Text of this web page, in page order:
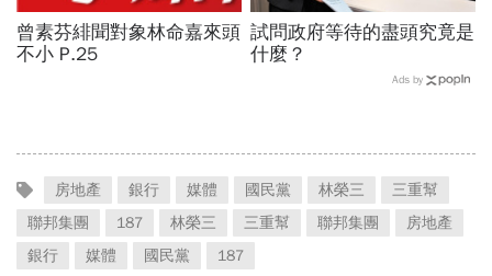
曾素芬緋聞對象林命嘉來頭
不小 P.25
試問政府等待的盡頭究竟是
什麼？
Ads by
房地產 銀行 媒體 國民黨 林榮三
三重幫
聯邦集團
187 林榮三 三重幫 聯邦集團
房地產
銀行
媒體 國民黨 187